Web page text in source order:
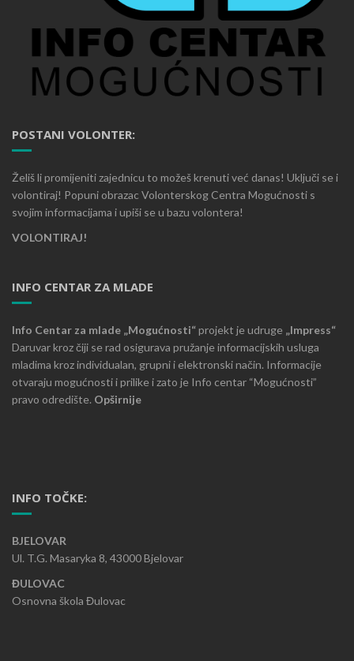
POSTANI VOLONTER:
Želiš li promijeniti zajednicu to možeš krenuti već danas! Uključi se i
volontiraj! Popuni obrazac Volonterskog Centra Mogućnosti s
svojim informacijama i upiši se u bazu volontera!
VOLONTIRAJ!
INFO CENTAR ZA MLADE
Info Centar za mlade „Mogućnosti“projekt je udruge „Impress“
Daruvar kroz čiji se rad osigurava pružanje informacijskih usluga
mladima kroz individualan, grupni i elektronski način. Informacije
otvaraju mogućnosti i prilike i zato je Info centar “Mogućnosti”
pravo odredište. Opširnije
INFO TOČKE:
BJELOVAR
Ul. T.G. Masaryka 8, 43000 Bjelovar
ĐULOVAC
Osnovna škola Đulovac